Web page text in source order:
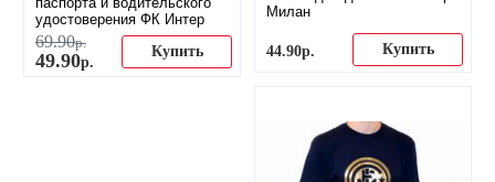
удостоверения ФК Интер
69.90р.
49.90р.
Купить
Милан
44.90р. Купить